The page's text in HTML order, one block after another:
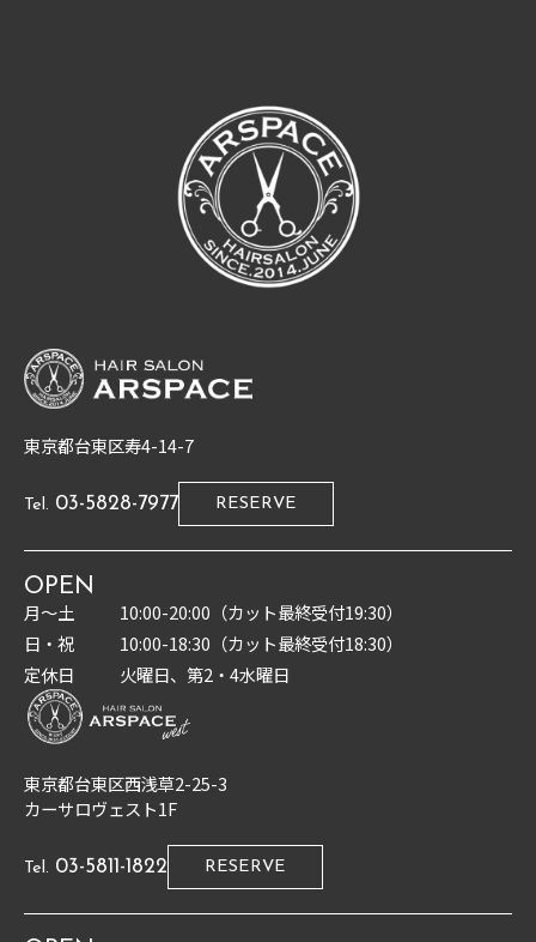
東京都台東区寿4-14-7
Tel. 03-5828-7977 RESERVE
OPEN
月〜土
10:00-20:00（カット最終受付19:30）
日・祝
10:00-18:30（カット最終受付18:30）
定休日
火曜日、第2・4水曜日
東京都台東区西浅草2-25-3
カーサロヴェスト1F
Tel. 03-5811-1822 RESERVE